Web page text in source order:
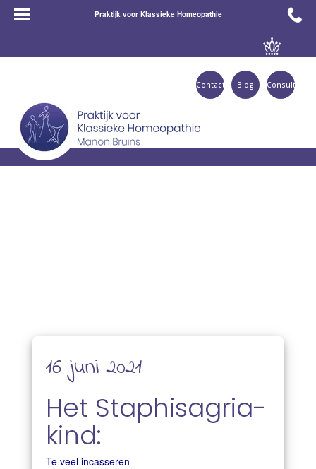
Praktijk voor Klassieke Homeopathie
Consult
Blog
Contact
16 juni 2021
Het Staphisagria-
kind:
Te veel incasseren